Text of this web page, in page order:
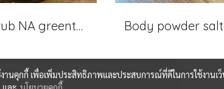
Body scrub NA greentea
านคุกกี้ เพื่อเพิ่มประสิทธิภาพและประสบการณ์ที่ดีในการใช้งาน